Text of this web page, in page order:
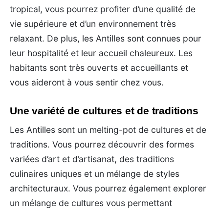
tropical, vous pourrez profiter d’une qualité de
vie supérieure et d’un environnement très
relaxant. De plus, les Antilles sont connues pour
leur hospitalité et leur accueil chaleureux. Les
habitants sont très ouverts et accueillants et
vous aideront à vous sentir chez vous.
Une variété de cultures et de traditions
Les Antilles sont un melting-pot de cultures et de
traditions. Vous pourrez découvrir des formes
variées d’art et d’artisanat, des traditions
culinaires uniques et un mélange de styles
architecturaux. Vous pourrez également explorer
un mélange de cultures vous permettant